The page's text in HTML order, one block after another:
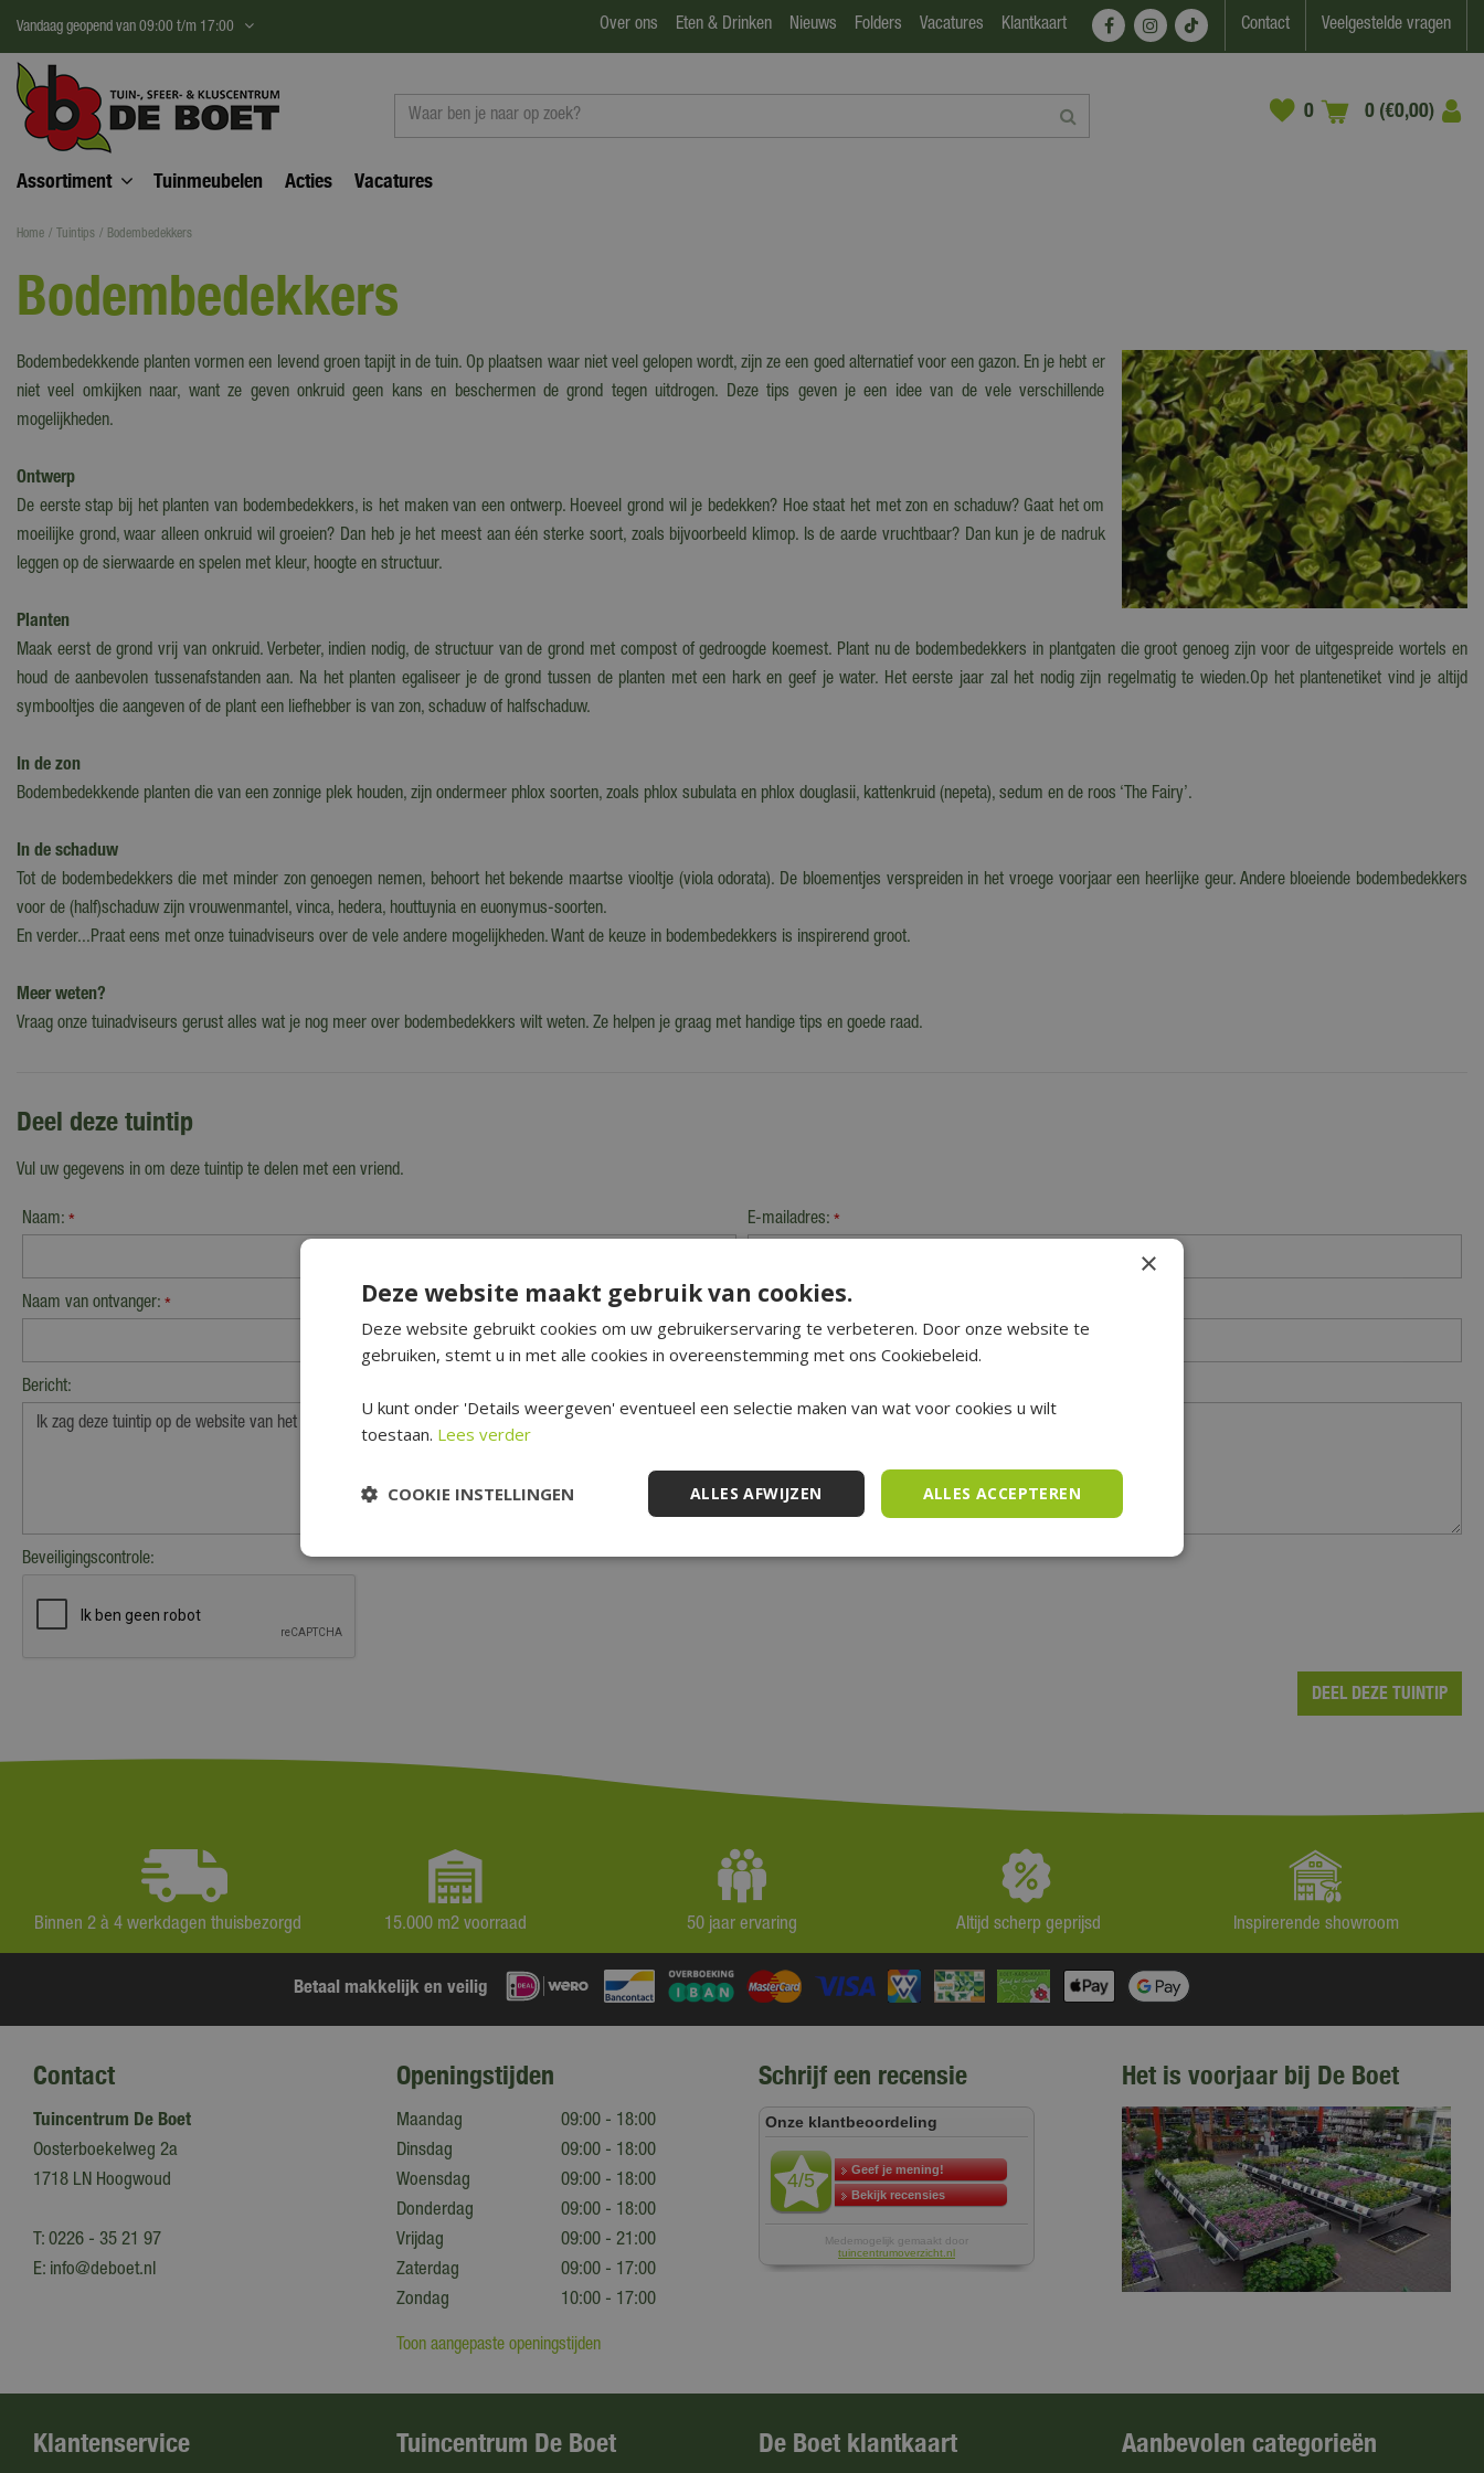
content
Home Tuintips Bodembedekkers
Vandaag geopend van 09:00 t/m 17:00 Over ons Eten & Drinken Nieuws Folders Vacatures Klantkaart Contact Veelgestelde vragen
0 (€0,00)
Assortiment Tuinmeubelen Acties Vacatures
Bodembedekkers
Bodembedekkende planten vormen een levend groen tapijt in de tuin. Op plaatsen waar niet veel gelopen wordt, zijn ze een goed alternatief voor een gazon. En je hebt er
niet veel omkijken naar, want ze geven onkruid geen kans en beschermen de grond tegen uitdrogen. Deze tips geven je een idee van de vele verschillende
mogelijkheden.
Ontwerp
De eerste stap bij het planten van bodembedekkers, is het maken van een ontwerp. Hoeveel grond wil je bedekken? Hoe staat het met zon en schaduw? Gaat het om
moeilijke grond, waar alleen onkruid wil groeien? Dan heb je het meest aan één sterke soort, zoals bijvoorbeeld klimop. Is de aarde vruchtbaar? Dan kun je de nadruk
leggen op de sierwaarde en spelen met kleur, hoogte en structuur.
Planten
Maak eerst de grond vrij van onkruid. Verbeter, indien nodig, de structuur van de grond met compost of gedroogde koemest. Plant nu de bodembedekkers in plantgaten die groot genoeg zijn voor de uitgespreide wortels en
houd de aanbevolen tussenafstanden aan. Na het planten egaliseer je de grond tussen de planten met een hark en geef je water. Het eerste jaar zal het nodig zijn regelmatig te wieden.Op het plantenetiket vind je altijd
symbooltjes die aangeven of de plant een liefhebber is van zon, schaduw of halfschaduw.
In de zon
Bodembedekkende planten die van een zonnige plek houden, zijn ondermeer phlox soorten, zoals phlox subulata en phlox douglasii, kattenkruid (nepeta), sedum en de roos ‘The Fairy’.
In de schaduw
Tot de bodembedekkers die met minder zon genoegen nemen, behoort het bekende maartse viooltje (viola odorata). De bloementjes verspreiden in het vroege voorjaar een heerlijke geur. Andere bloeiende bodembedekkers
voor de (half)schaduw zijn vrouwenmantel, vinca, hedera, houttuynia en euonymus-soorten.
En verder...Praat eens met onze tuinadviseurs over de vele andere mogelijkheden. Want de keuze in bodembedekkers is inspirerend groot.
Meer weten?
Vraag onze tuinadviseurs gerust alles wat je nog meer over bodembedekkers wilt weten. Ze helpen je graag met handige tips en goede raad.
Deel deze tuintip
Vul uw gegevens in om deze tuintip te delen met een vriend.
Naam: * E-mailadres: *
Naam van ontvanger: * E-mailadres van ontvanger:
Bericht:
Beveiligingscontrole:
Binnen 2 à 4 werkdagen thuisbezorgd 15.000 m2 voorraad 50 jaar ervaring Altijd scherp geprijsd Inspirerende showroom
Betaal makkelijk en veilig
Contact
Tuincentrum De Boet
Oosterboekelweg 2a
1718 LN Hoogwoud
T: 0226 - 35 21 97
E: info@deboet.nl
Openingstijden
Maandag
09:00 - 18:00
Dinsdag
09:00 - 18:00
Woensdag
09:00 - 18:00
Donderdag
09:00 - 18:00
Vrijdag
09:00 - 21:00
Zaterdag
09:00 - 17:00
Zondag
10:00 - 17:00
Toon aangepaste openingstijden
Het is voorjaar bij De Boet
Schrijf een recensie
Klantenservice Tuincentrum De Boet De Boet klantkaart Aanbevolen categorieën
×
Deze website maakt gebruik van cookies.
Deze website gebruikt cookies om uw gebruikerservaring te verbeteren. Door onze website te
gebruiken, stemt u in met alle cookies in overeenstemming met ons Cookiebeleid.
U kunt onder 'Details weergeven' eventueel een selectie maken van wat voor cookies u wilt
toestaan. Lees verder
ALLES ACCEPTEREN
ALLES AFWIJZEN
COOKIE INSTELLINGEN